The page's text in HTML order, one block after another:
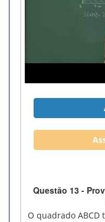
Questão 13 -
O quadrado ABCD